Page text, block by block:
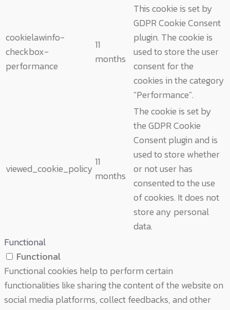
cookielawinfo-
checkbox-
performance
11
months
This cookie is set by
GDPR Cookie Consent
plugin. The cookie is
used to store the user
consent for the
cookies in the category
"Performance".
viewed_cookie_policy
11
months
The cookie is set by
the GDPR Cookie
Consent plugin and is
used to store whether
or not user has
consented to the use
of cookies. It does not
store any personal
data.
Functional
Functional
Functional cookies help to perform certain
functionalities like sharing the content of the website on
social media platforms, collect feedbacks, and other